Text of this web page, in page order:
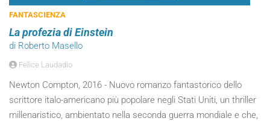
FANTASCIENZA
La profezia di Einstein
di Roberto Masello
Felice Laudadio
Newton Compton, 2016 - Nuovo romanzo fantastorico dello
scrittore italo-americano più popolare negli Stati Uniti, un thriller
millenaristico, ambientato nella seconda guerra mondiale e che,